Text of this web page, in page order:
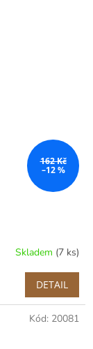
162 Kč
–12 %
Skladem (7 ks)
DETAIL
Kód: 20081